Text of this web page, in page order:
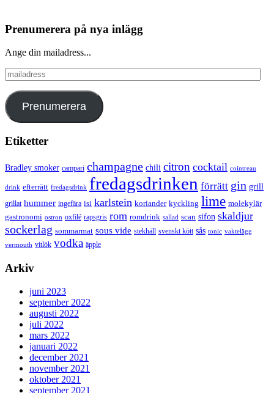
Prenumerera på nya inlägg
Ange din mailadress...
mailadress
Prenumerera
Etiketter
Bradley smoker campari champagne chili citron cocktail cointreau
drink efterrätt fredagsdrink fredagsdrinken förrätt gin grill
grillat hummer ingefära isi karlstein koriander kyckling lime molekylär
gastronomi ostron oxfilé rapsgris rom romdrink sallad scan sifon skaldjur
sockerlag sommarmat sous vide stekhäll svenskt kött sås tonic vaktelägg
vermouth vitlök vodka äpple
Arkiv
juni 2023
september 2022
augusti 2022
juli 2022
mars 2022
januari 2022
december 2021
november 2021
oktober 2021
september 2021